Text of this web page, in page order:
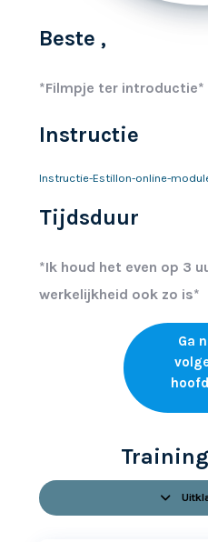
Beste ,
*Filmpje ter introductie*
Instructie
Instructie-Estillon-online-
Tijdsduur
*Ik houd het even op 3
werkelijkheid ook zo is*
Ga